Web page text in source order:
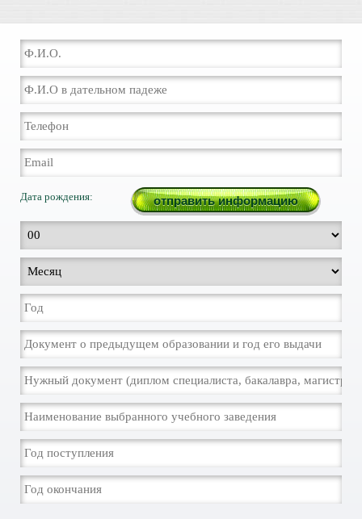
Дата рождения: